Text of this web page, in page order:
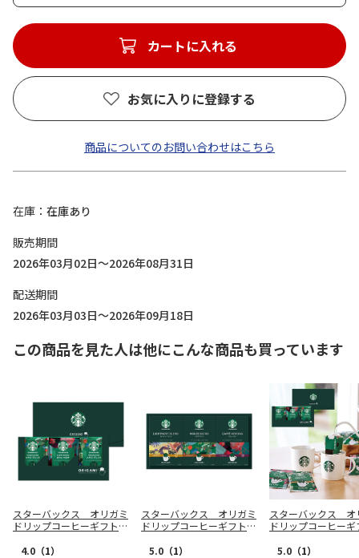
カートに入れる
お気に入りに登録する
商品についてのお問い合わせはこちら
在庫
在庫あり
販売期間
2026年03月02日～2026年08月31日
配送期間
2026年03月03日～2026年09月18日
この商品を見た人は他にこんな商品も買っています
スターバックス オリガミ
ドリップコーヒーギフトＡ
4.0 （1）
スターバックス オリガミ
ドリップコーヒーギフトＣ
5.0 （1）
スターバックス オ
ドリップコーヒー
5.0 （1）